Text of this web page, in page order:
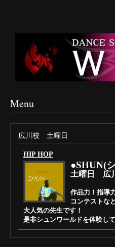
Menu
広川校 土曜日
HIP HOP
●SHUN(
土曜日 広
作品力！指導
コンテストな
大人気の先生です！
是非シュンワールドを体験して